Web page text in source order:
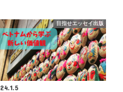
目指せエッセイ出版